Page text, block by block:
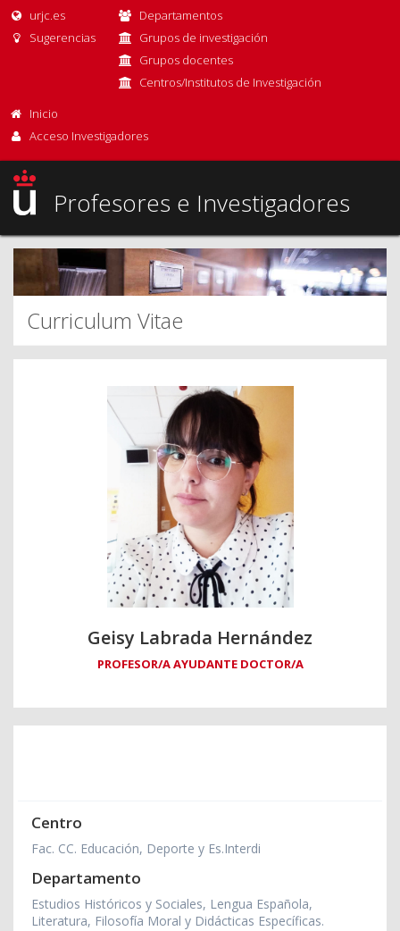
urjc.es
Sugerencias
Departamentos
Grupos de investigación
Grupos docentes
Centros/Institutos de Investigación
Inicio
Acceso Investigadores
Profesores e Investigadores
Curriculum Vitae
Geisy Labrada Hernández
PROFESOR/A AYUDANTE DOCTOR/A
Centro
Fac. CC. Educación, Deporte y Es.Interdi
Departamento
Estudios Históricos y Sociales, Lengua Española,
Literatura, Filosofía Moral y Didácticas Específicas.